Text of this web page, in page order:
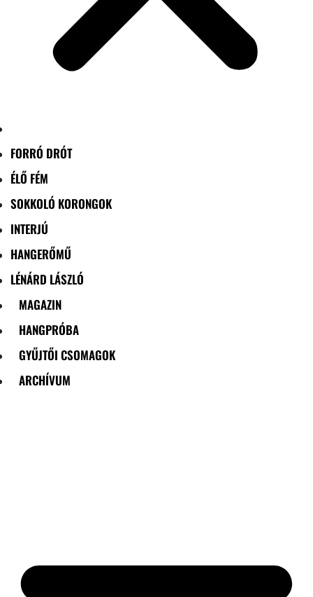
FORRÓ DRÓT
ÉLŐ FÉM
SOKKOLÓ KORONGOK
INTERJÚ
HANGERŐMŰ
LÉNÁRD LÁSZLÓ
MAGAZIN
HANGPRÓBA
GYŰJTŐI CSOMAGOK
ARCHÍVUM